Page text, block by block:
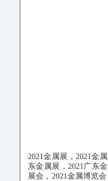
2021金属展，2021金
东金属展，2021广东
展会，2021金属博览